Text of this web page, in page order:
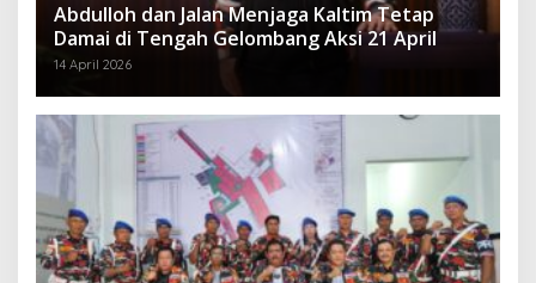
Abdulloh dan Jalan Menjaga Kaltim Tetap
Damai di Tengah Gelombang Aksi 21 April
14 April 2026